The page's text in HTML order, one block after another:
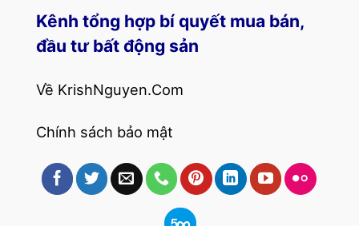
Kênh tổng hợp bí quyết mua bán,
đầu tư bất động sản
Về KrishNguyen.Com
Chính sách bảo mật